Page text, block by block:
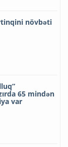
növbəti
65 mindən
var